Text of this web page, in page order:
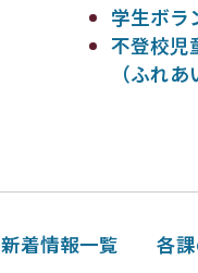
学生ボラ
不登校児
（ふれ
新着情報一覧 各